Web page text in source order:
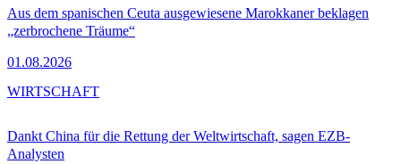
Aus dem spanischen Ceuta ausgewiesene Marokkaner beklagen
„zerbrochene Träume“
01.08.2026
Dankt China für die Rettung der Weltwirtschaft, sagen EZB-
Analysten
WIRTSCHAFT